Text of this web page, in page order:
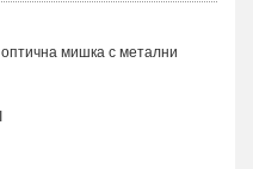
мишка с метални